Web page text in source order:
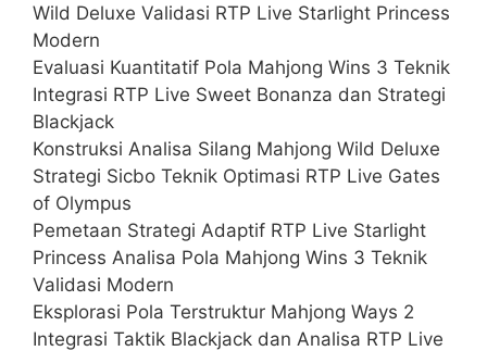
Wild Deluxe Validasi RTP Live Starlight Princess
Modern
Evaluasi Kuantitatif Pola Mahjong Wins 3 Teknik
Integrasi RTP Live Sweet Bonanza dan Strategi
Blackjack
Konstruksi Analisa Silang Mahjong Wild Deluxe
Strategi Sicbo Teknik Optimasi RTP Live Gates
of Olympus
Pemetaan Strategi Adaptif RTP Live Starlight
Princess Analisa Pola Mahjong Wins 3 Teknik
Validasi Modern
Eksplorasi Pola Terstruktur Mahjong Ways 2
Integrasi Taktik Blackjack dan Analisa RTP Live